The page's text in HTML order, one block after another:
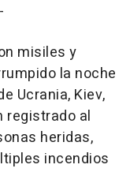
misiles y
la noche
Ucrania, Kiev,
registrado al
heridas,
incendios